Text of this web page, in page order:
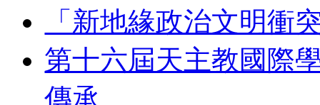
「新地緣政治文明衝
第十六屆天主教國際
傳承